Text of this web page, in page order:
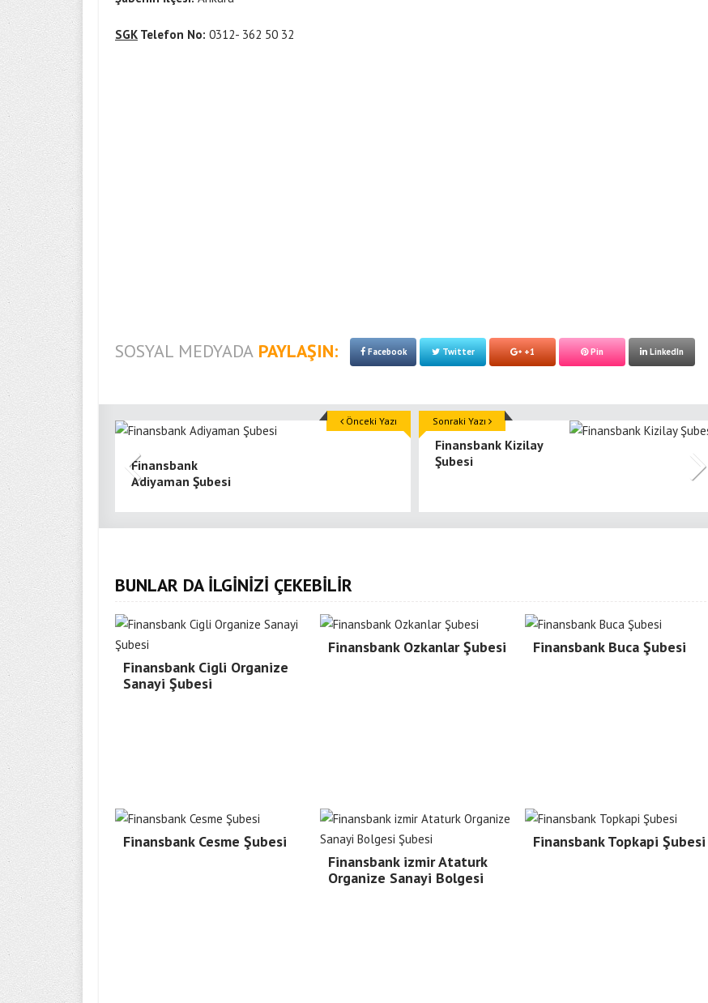
SGK Telefon No: 0312- 362 50 32
SOSYAL MEDYADA PAYLAŞIN: Facebook Twitter +1 Pin LinkedIn
Finansbank
Adiyaman Şubesi
Önceki Yazı
Finansbank Kizilay
Şubesi
Sonraki Yazı
BUNLAR DA İLGİNİZİ ÇEKEBİLİR
Finansbank Cigli Organize
Sanayi Şubesi
Finansbank Ozkanlar Şubesi Finansbank Buca Şubesi
Finansbank Cesme Şubesi
Finansbank izmir Ataturk
Organize Sanayi Bolgesi
Finansbank Topkapi Şubesi